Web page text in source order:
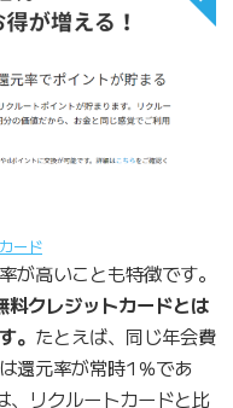
ード
が高いことも特徴です。
クレジットカードとは
。 たとえば、同じ年会費
還元率が常時1％であ
リクルートカードと比